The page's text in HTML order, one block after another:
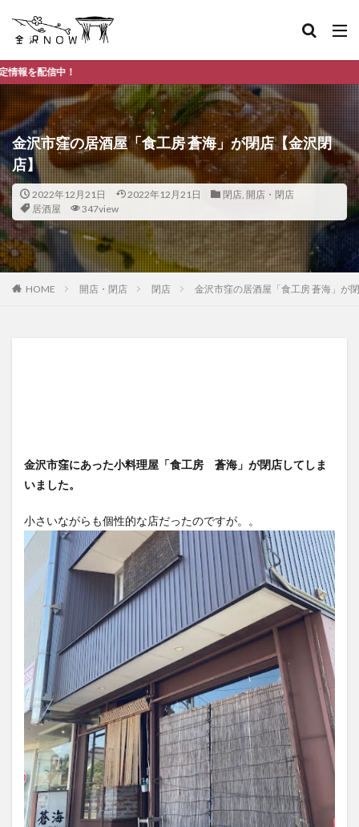
金沢市窪の居酒屋「食工房 蒼海」が閉店【金沢閉
店】
2022年12月21日 2022年12月21日 閉店, 開店・閉店
居酒屋
347view
HOME 開店・閉店 閉店 金沢市窪の居酒屋「食工房 蒼海」が
金沢市窪にあった小料理屋「食工房 蒼海」が閉店してしま
いました。
小さいながらも個性的な店だったのですが。。